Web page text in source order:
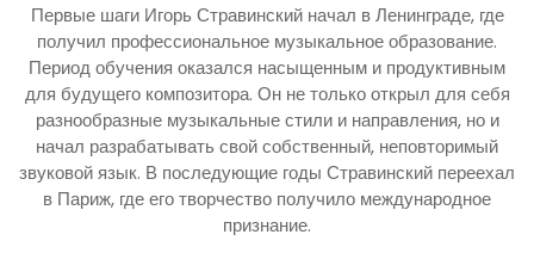
Первые шаги Игорь Стравинский начал в Ленинграде, где
получил профессиональное музыкальное образование.
Период обучения оказался насыщенным и продуктивным
для будущего композитора. Он не только открыл для себя
разнообразные музыкальные стили и направления, но и
начал разрабатывать свой собственный, неповторимый
звуковой язык. В последующие годы Стравинский переехал
в Париж, где его творчество получило международное
признание.